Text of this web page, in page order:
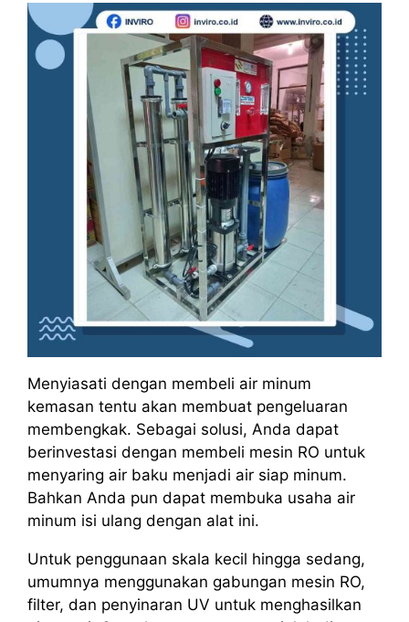
Menyiasati dengan membeli air minum
kemasan tentu akan membuat pengeluaran
membengkak. Sebagai solusi, Anda dapat
berinvestasi dengan membeli mesin RO untuk
menyaring air baku menjadi air siap minum.
Bahkan Anda pun dapat membuka usaha air
minum isi ulang dengan alat ini.
Untuk penggunaan skala kecil hingga sedang,
umumnya menggunakan gabungan mesin RO,
filter, dan penyinaran UV untuk menghasilkan